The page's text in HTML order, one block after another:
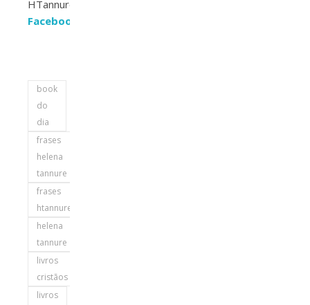
HTannure:
Facebook
book
do
dia
frases
helena
tannure
frases
htannure
helena
tannure
livros
cristãos
livros